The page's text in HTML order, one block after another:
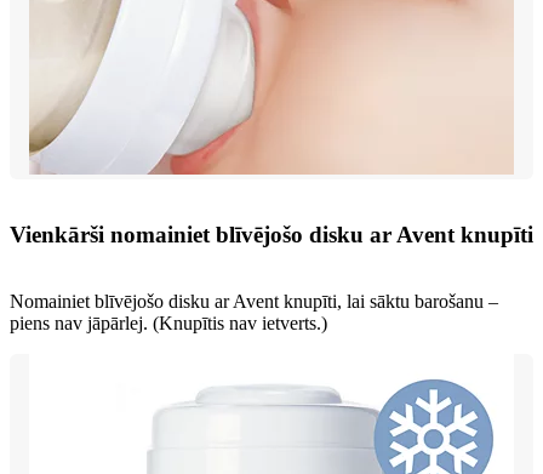
Vienkārši nomainiet blīvējošo disku ar Avent knupīti
Nomainiet blīvējošo disku ar Avent knupīti, lai sāktu barošanu –
piens nav jāpārlej. (Knupītis nav ietverts.)